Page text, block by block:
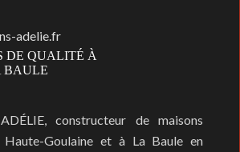
adelie.fr
DE QUALITÉ À
BAULE
constructeur de maisons
Haute-Goulaine et à La Baule en